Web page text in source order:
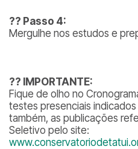
?? Passo 4:
Mergulhe nos estudos e
?? IMPORTANTE:
Fique de olho no
testes presenciais
também, as publicações
Seletivo pelo site: